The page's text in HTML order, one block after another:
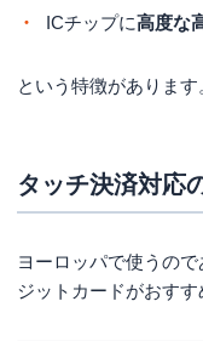
ICチップに高度な
という特徴があります
タッチ決済対応
ヨーロッパで使うの
ジットカードがおすす